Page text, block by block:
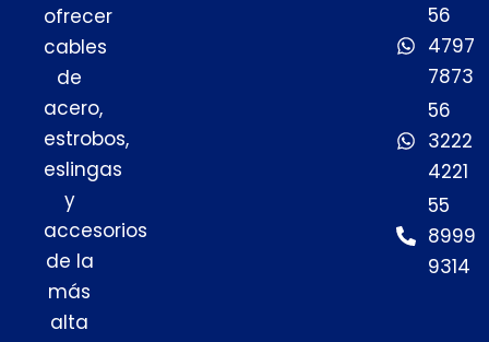
ofrecer
cables
de
acero,
estrobos,
eslingas
y
accesorios
de la
más
alta
56
4797
7873
56
3222
4221
55
8999
9314